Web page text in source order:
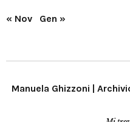
« Nov Gen »
Manuela Ghizzoni |